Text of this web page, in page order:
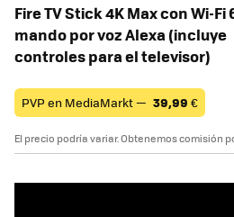
Fire TV Stick 4K Max con Wi-Fi
mando por voz Alexa (incluye
controles para el televisor)
PVP en MediaMarkt — 39,99 €
El precio podría variar. Obtenemos comisión